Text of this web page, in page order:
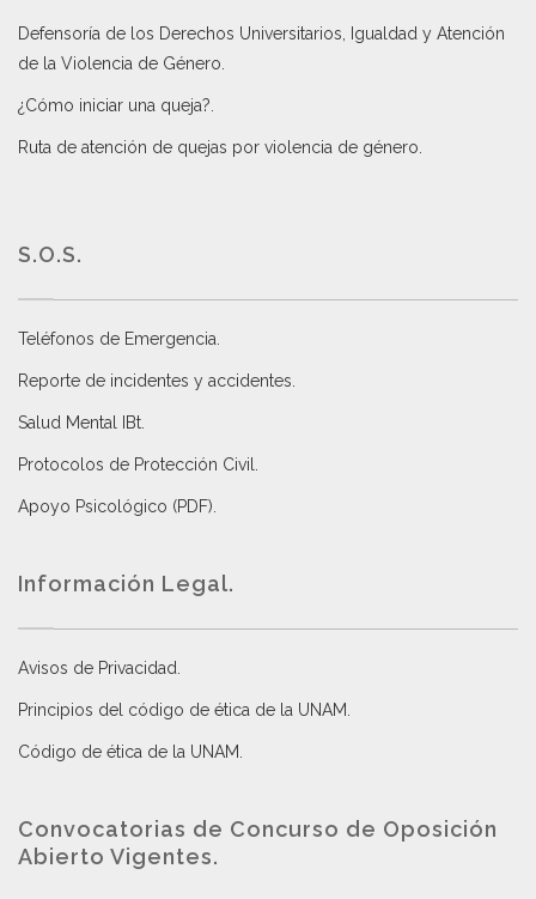
Defensoría de los Derechos Universitarios, Igualdad y Atención
de la Violencia de Género
¿Cómo iniciar una queja?
Ruta de atención de quejas por violencia de género
S.O.S.
Teléfonos de Emergencia.
Reporte de incidentes y accidentes
Salud Mental IBt
Protocolos de Protección Civil
Apoyo Psicológico (PDF)
Información Legal.
Avisos de Privacidad
Principios del código de ética de la UNAM
Código de ética de la UNAM
Convocatorias de Concurso de Oposición
Abierto Vigentes.